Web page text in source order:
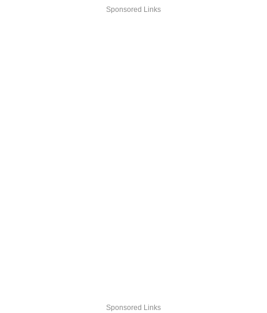
Sponsored Links
Sponsored Links